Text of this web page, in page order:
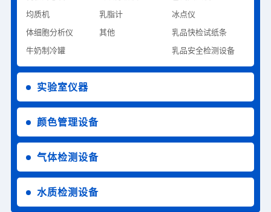
均质机
乳脂计
冰点仪
体细胞分析仪
其他
乳品快检试纸条
牛奶制冷罐
乳品安全检测设备
实验室仪器
颜色管理设备
气体检测设备
水质检测设备